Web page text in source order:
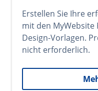
Erstellen Sie Ihre
mit den
Design-Vorlagen.
nicht erforderlich.